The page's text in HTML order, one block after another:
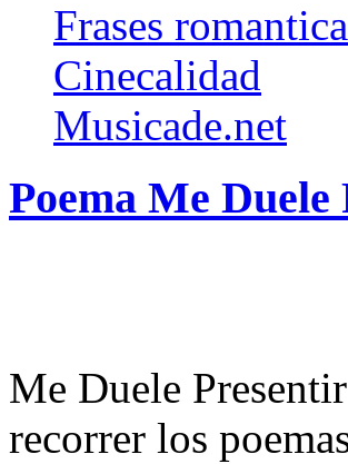
Frases
Cinecalidad
Musicade.net
Poema Me
Me Duele
recorrer los